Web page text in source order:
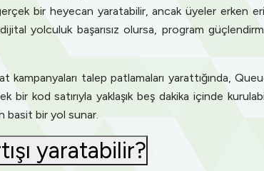
bir heyecan yaratabilir, ancak üyeler erken
yolculuk başarısız olursa, program
kampanyaları talep patlamaları yarattığında,
kod satırıyla yaklaşık beş dakika içinde
basit bir yol sunar.
yaratabilir?